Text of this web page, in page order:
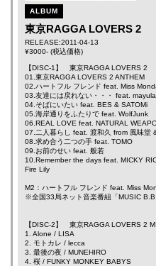
ALBUM
東京RAGGA LOVERS 2
RELEASE:2011-04-13
¥3000- (税込価格)
【DISC-1】 東京RAGGA LOVERS 2
01.東京RAGGA LOVERS 2 ANTHEM
02.ハートフル フレンド feat. Miss
03.友達には戻れない・・・ feat. mayula
04.そばにいたい feat. BES & SATOMi
05.海岸通りをふたりで feat. WolfJunk
06.REAL LOVE feat. NATURAL
07.二人暮らし feat. 渡和久 from 風味堂
08.求め合う二つの手 feat. TOMO
09.お前のせい feat. 般若
10.Remember the days feat. MICKY
Fire Lily
M2：ハートフル フレンド feat. Miss
※全国33局ネット音楽番組「MUSIC
【DISC-2】 東京RAGGA LOVERS 2
1. Alone / LISA
2. モトカレ / lecca
3. 最後の夜 / MUNEHIRO
4. 桜 / FUNKY MONKEY BABYS